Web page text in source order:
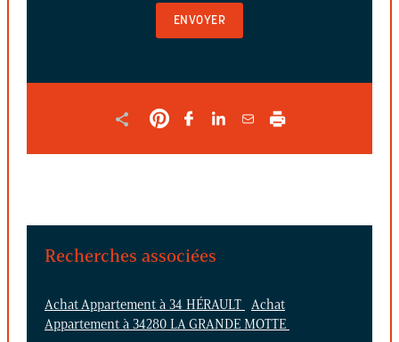
Recherches associées
Achat Appartement à 34 HÉRAULT
Achat
Appartement à 34280 LA GRANDE MOTTE